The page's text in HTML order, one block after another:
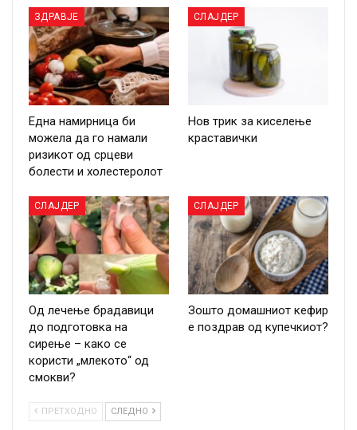
ЗДРАВЈЕ
Една намирница би
можела да го намали
ризикот од срцеви
болести и холестеролот
СЛАЈДЕР
Нов трик за киселење
краставички
СЛАЈДЕР
Од лечење брадавици
до подготовка на
сирење – како се
користи „млекото“ од
смокви?
СЛАЈДЕР
Зошто домашниот кефир
е поздрав од купечкиот?
ПРЕТХОДНО СЛЕДНО